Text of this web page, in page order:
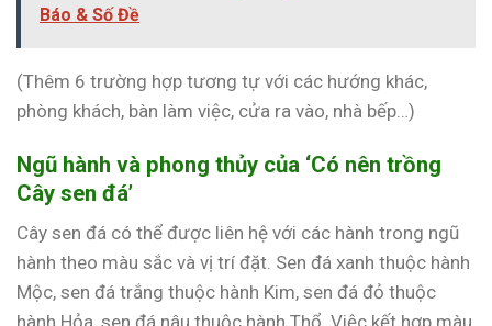
Báo & Số Đề
(Thêm 6 trường hợp tương tự với các hướng khác,
phòng khách, bàn làm việc, cửa ra vào, nhà bếp…)
Ngũ hành và phong thủy của ‘Có nên trồng
Cây sen đá’
Cây sen đá có thể được liên hệ với các hành trong ngũ
hành theo màu sắc và vị trí đặt. Sen đá xanh thuộc hành
Mộc, sen đá trắng thuộc hành Kim, sen đá đỏ thuộc